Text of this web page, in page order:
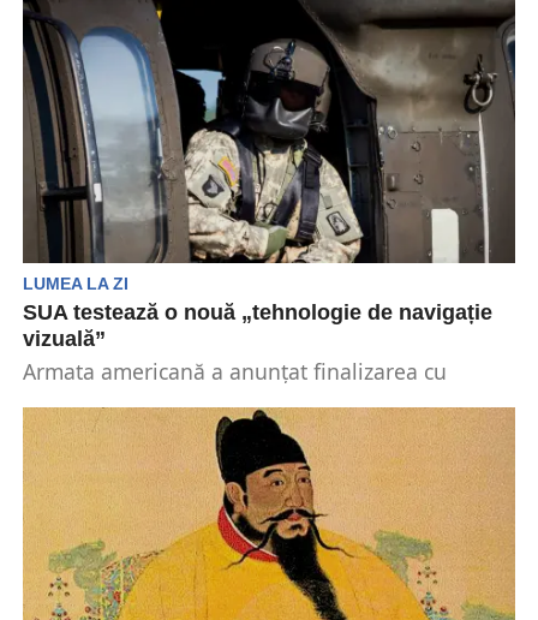
King de infracțiuni care variază de la dezertare
pentru...
LUMEA LA ZI
SUA testează o nouă „tehnologie de navigație
vizuală”
Armata americană a anunțat finalizarea cu
vizează...